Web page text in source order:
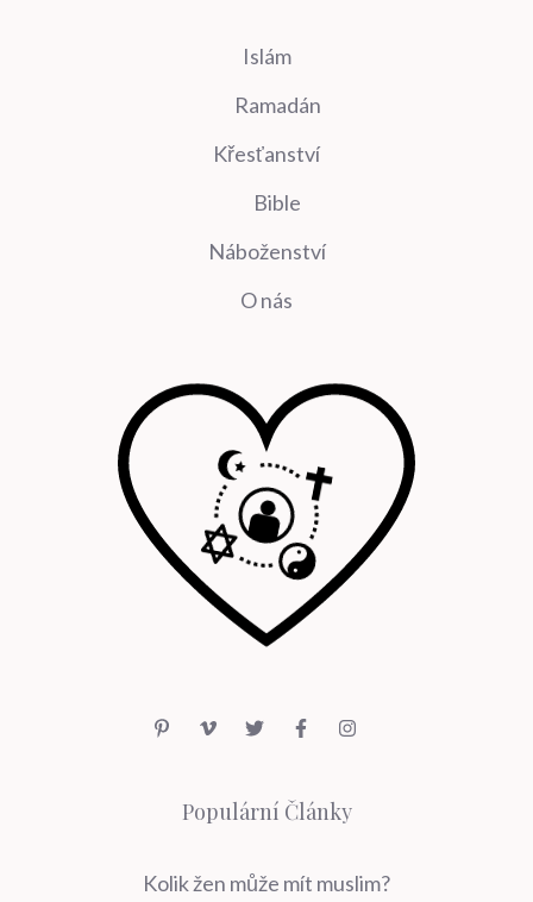
Islám
Ramadán
Křesťanství
Bible
Náboženství
O nás
Populární Články
Kolik žen může mít muslim?